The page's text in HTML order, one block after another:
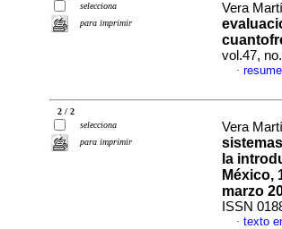
selecciona
para imprimir
Vera
vol.47,
·
2 / 2
selecciona
para imprimir
Vera
la
México,
marzo
ISSN
· texto